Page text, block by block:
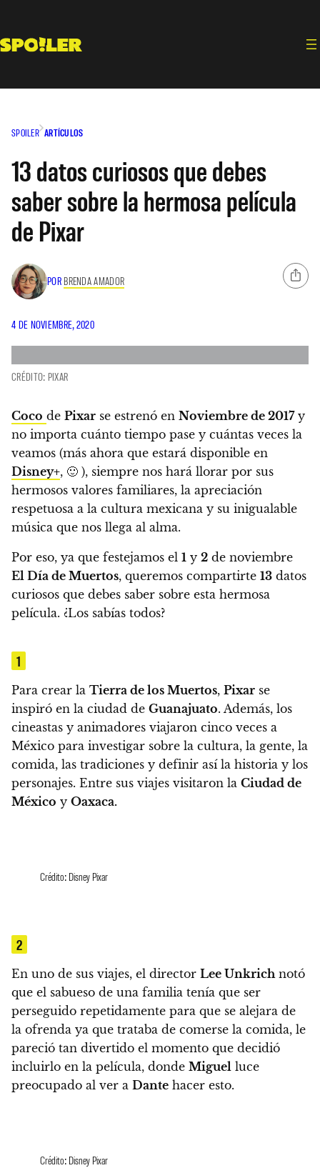
contenido
SPOILER ARTÍCULOS
13 datos curiosos que debes
saber sobre la hermosa película
de Pixar
POR BRENDA AMADOR
4 DE NOVIEMBRE, 2020
CRÉDITO: PIXAR
Coco de Pixar se estrenó en Noviembre de 2017y
no importa cuánto tiempo pase y cuántas veces la
veamos (más ahora que estará disponible en
Disney+, 🙂 ), siempre nos hará llorar por sus
hermosos valores familiares, la apreciación
respetuosa a la cultura mexicana y su inigualable
música que nos llega al alma.
Por eso, ya que festejamos el 1 y 2 de noviembre
El Día de Muertos, queremos compartirte 13 datos
curiosos que debes saber sobre esta hermosa
película. ¿Los sabías todos?
1
Para crear la Tierra de los Muertos, Pixar se
inspiró en la ciudad de Guanajuato. Además, los
cineastas y animadores viajaron cinco veces a
México para investigar sobre la cultura, la gente, la
comida, las tradiciones y definir así la historia y los
personajes. Entre sus viajes visitaron la Ciudad de
México y Oaxaca.
Crédito: Disney Pixar
2
En uno de sus viajes, el director Lee Unkrichnotó
que el sabueso de una familia tenía que ser
perseguido repetidamente para que se alejara de
la ofrenda ya que trataba de comerse la comida, le
pareció tan divertido el momento que decidió
incluirlo en la película, donde Miguel luce
preocupado al ver a Dante hacer esto.
Crédito: Disney Pixar